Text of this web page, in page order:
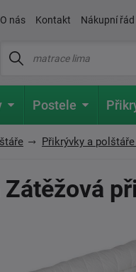
O nás Kontakt Nákupní řád
Postele
Přikrývky a